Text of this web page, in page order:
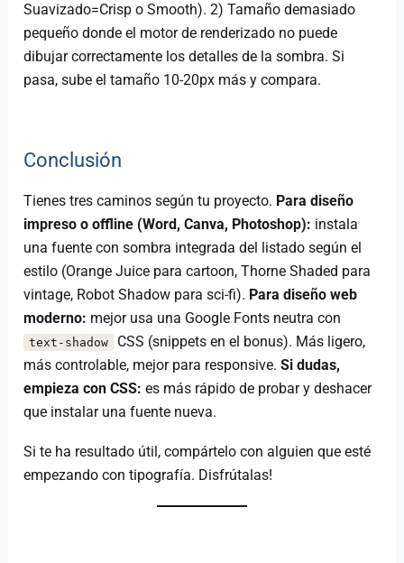
Suavizado=Crisp o Smooth). 2) Tamaño demasiado
pequeño donde el motor de renderizado no puede
dibujar correctamente los detalles de la sombra. Si
pasa, sube el tamaño 10-20px más y compara.
Conclusión
Tienes tres caminos según tu proyecto. Para diseño
impreso o offline (Word, Canva, Photoshop): instala
una fuente con sombra integrada del listado según el
estilo (Orange Juice para cartoon, Thorne Shaded para
vintage, Robot Shadow para sci-fi). Para diseño web
moderno: mejor usa una Google Fonts neutra con
text-shadow
CSS (snippets en el bonus). Más ligero,
más controlable, mejor para responsive.Si dudas,
empieza con CSS: es más rápido de probar y deshacer
que instalar una fuente nueva.
Si te ha resultado útil, compártelo con alguien que esté
empezando con tipografía. Disfrútalas!